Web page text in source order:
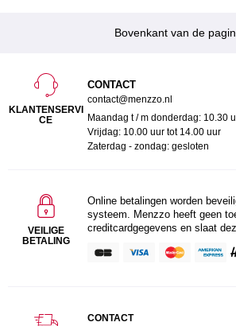
Bovenkant van de
KLANTENSERVI
CE
CONTACT
contact@menzzo.nl
Maandag t / m donderdag: 10.30
Vrijdag: 10.00 uur tot 14.00 uur
Zaterdag - zondag: gesloten
VEILIGE
BETALING
Online betalingen worden
systeem. Menzzo heeft geen
creditcardgegevens en slaat
CONTACT